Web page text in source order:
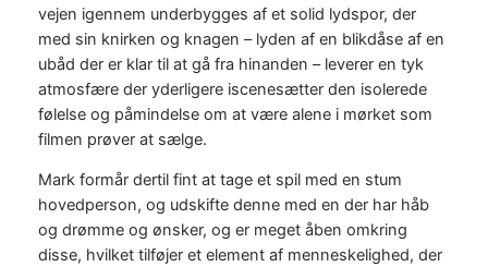
vejen igennem underbygges af et solid lydspor, der
med sin knirken og knagen – lyden af en blikdåse af en
ubåd der er klar til at gå fra hinanden – leverer en tyk
atmosfære der yderligere iscenesætter den isolerede
følelse og påmindelse om at være alene i mørket som
filmen prøver at sælge.
Mark formår dertil fint at tage et spil med en stum
hovedperson, og udskifte denne med en der har håb
og drømme og ønsker, og er meget åben omkring
disse, hvilket tilføjer et element af menneskelighed, der